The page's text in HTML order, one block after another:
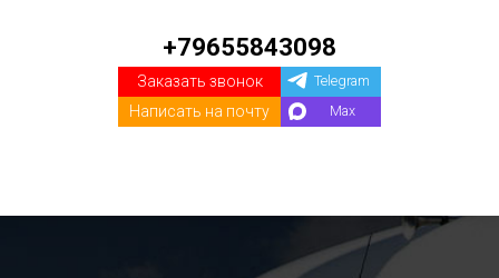
+79655843098
Заказать звонок
Написать на почту
Telegram
Max